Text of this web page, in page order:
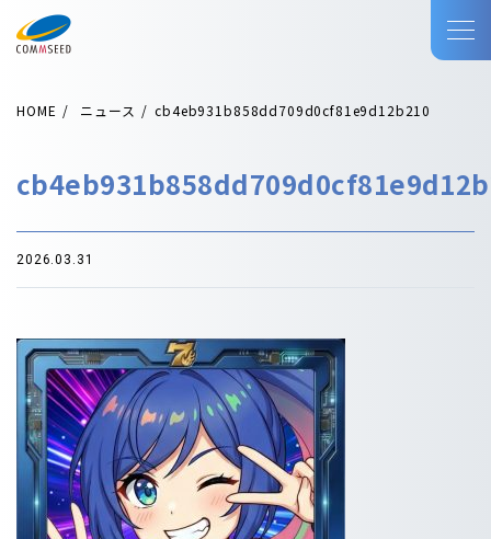
HOME ニュース cb4eb931b858dd709d0cf81e9d12b210
2026.03.31